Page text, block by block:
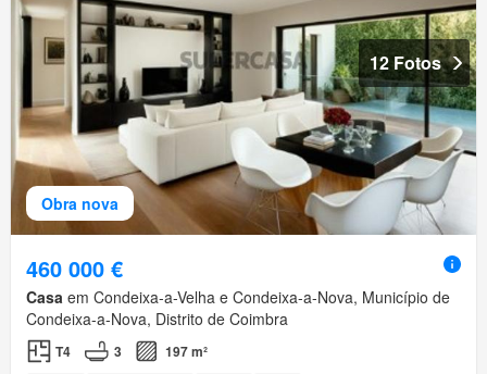
Obra nova
12 Fotos
460 000 €
Casa em Condeixa-a-Velha e Condeixa-a-Nova, Município de
Condeixa-a-Nova, Distrito de Coimbra
T4 3 197 m²